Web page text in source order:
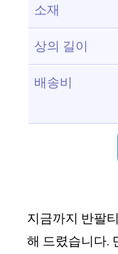
소재
상의 길이
배송비
지금까지 반팔
해 드렸습니다.